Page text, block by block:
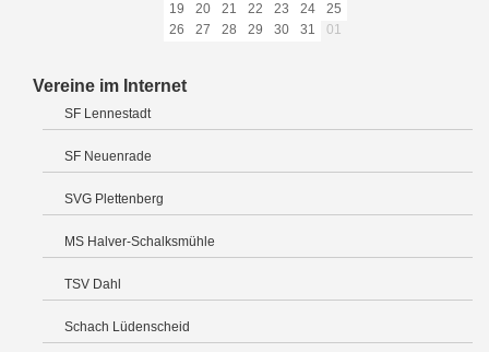
19
20 21 22 23 24
25
26
27 28 29 30 31 01
Vereine im Internet
SF Lennestadt
SF Neuenrade
SVG Plettenberg
MS Halver-Schalksmühle
TSV Dahl
Schach Lüdenscheid